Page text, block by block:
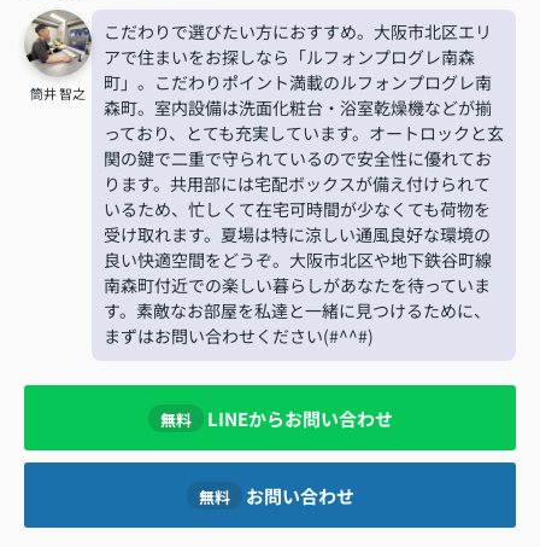
筒井 智之
こだわりで選びたい方におすすめ。大阪市北区エリ
アで住まいをお探しなら「ルフォンプログレ南森
町」。こだわりポイント満載のルフォンプログレ南
森町。室内設備は洗面化粧台・浴室乾燥機などが揃
っており、とても充実しています。オートロックと玄
関の鍵で二重で守られているので安全性に優れてお
ります。共用部には宅配ボックスが備え付けられて
いるため、忙しくて在宅可時間が少なくても荷物を
受け取れます。夏場は特に涼しい通風良好な環境の
良い快適空間をどうぞ。大阪市北区や地下鉄谷町線
南森町付近での楽しい暮らしがあなたを待っていま
す。素敵なお部屋を私達と一緒に見つけるために、
まずはお問い合わせください(#^^#)
無料 LINEからお問い合わせ
無料 お問い合わせ